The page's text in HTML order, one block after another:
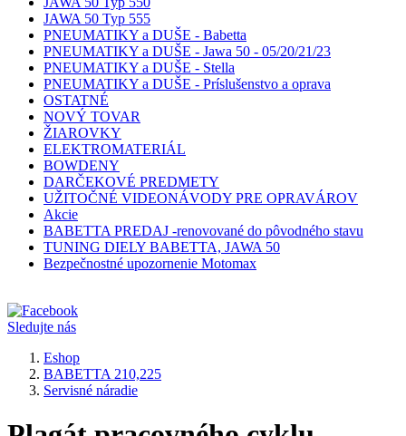
JAWA 50 Typ 555
PNEUMATIKY a DUŠE - Babetta
PNEUMATIKY a DUŠE - Jawa 50 - 05/20/21/23
PNEUMATIKY a DUŠE - Stella
PNEUMATIKY a DUŠE - Príslušenstvo a oprava
OSTATNÉ
NOVÝ TOVAR
ŽIAROVKY
ELEKTROMATERIÁL
BOWDENY
DARČEKOVÉ PREDMETY
UŽITOČNÉ VIDEONÁVODY PRE OPRAVÁROV
Akcie
BABETTA PREDAJ -renovované do pôvodného stavu
TUNING DIELY BABETTA, JAWA 50
Bezpečnostné upozornenie Motomax
Sledujte nás
Eshop
BABETTA 210,225
Servisné náradie